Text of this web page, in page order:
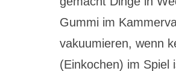
Gummi im
vakuumieren, wenn
(Einkochen) im Spiel